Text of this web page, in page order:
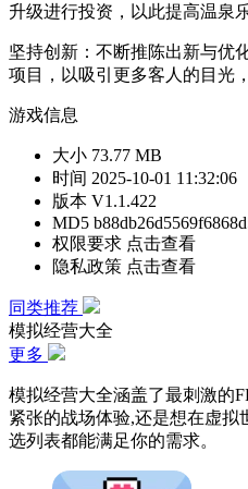
升级进行投资，以此提高温泉
坚持创新：不断推陈出新与优
项目，以吸引更多客人的目光
游戏信息
大小 73.77 MB
时间 2025-10-01 11:32:06
版本 V1.1.422
MD5
权限要求 点击查看
隐私政策 点击查看
同类推荐
模拟经营大全
更多
模拟经营大全涵盖了最刺激的
紧张的战场体验,还是想在虚
选列表都能满足你的需求。